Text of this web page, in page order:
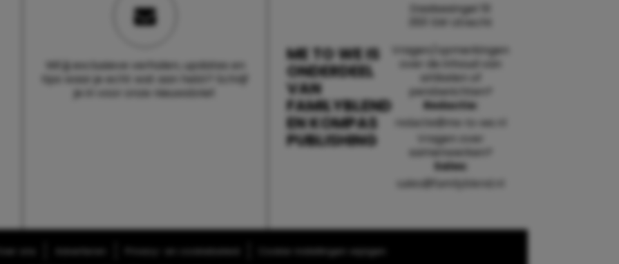
Wil jij exclusieve verhalen, updates en
tips waar je echt wat aan hebt? Schrijf
je in voor onze nieuwsbrief.
ME TO WE IS
ONDERDEEL
VAN
FAMILYBLEND
EN KOMPAS
PUBLISHING
Daalsesingel 51
3511 SW Utrecht
Vragen/opmerkingen
over de inhoud van
artikelen of
persberichten?
Redactie:
redactie@me-to-we.nl
Vragen over
samenwerken?
Sales:
sales@familyblend.nl
Cookie-instellingen wijzigen